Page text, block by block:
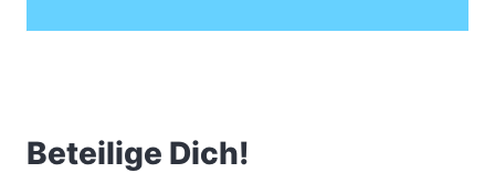
Beteilige Dich!